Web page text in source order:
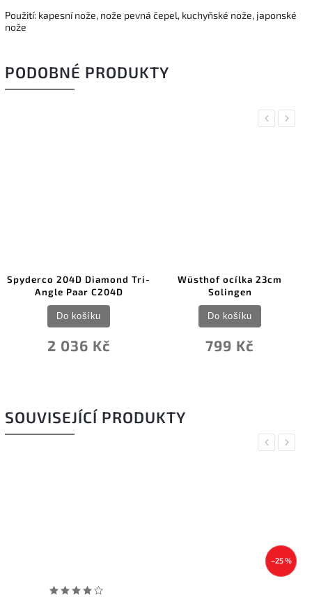
Použití: kapesní nože, nože pevná čepel, kuchyňské nože, japonské
nože
PODOBNÉ PRODUKTY
Previous
Spyderco 204D Diamond Tri-
Angle Paar C204D
2 036 Kč
Do košíku
Wüsthof ocílka 23cm
Solingen
799 Kč
Do košíku
Next
SOUVISEJÍCÍ PRODUKTY
Previous
–25 %
Next